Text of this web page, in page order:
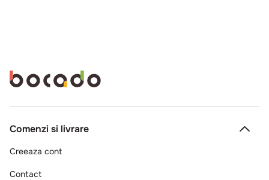
Comenzi si livrare
Creeaza cont
Contact